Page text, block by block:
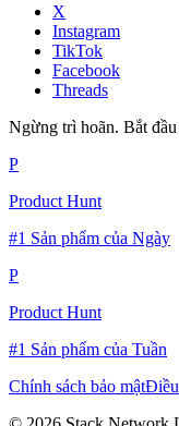
X
Instagram
TikTok
Facebook
Threads
Ngừng trì hoãn. Bắt
P
Product Hunt
#1 Sản phẩm của Ngày
P
Product Hunt
#1 Sản phẩm của Tuần
Chính sách bảo mật